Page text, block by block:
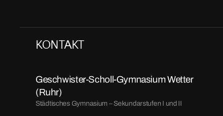
KONTAKT
Geschwister-Scholl-Gymnasium Wetter
(Ruhr)
Städtisches Gymnasium – Sekundarstufen I und II